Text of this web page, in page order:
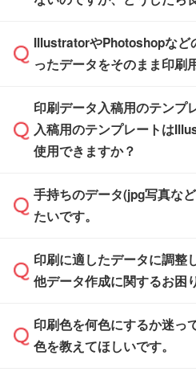
品が決まりましたらお早
たします。
※土日祝日を除く営業日換
※沖縄・離島は追加日数が
※化粧箱から白箱への入れ
箱の作成は原則承っており
無料の「デザインシミュ
PCやスマホから簡単にデ
ザインソフトがなくても
また、「データ作成サービ
せいただければ、弊社に
タを1点作成いたします。
IllustratorやPhotoshopなど
ったデータをそのまま印刷
IllustratorやPhotoshop、
ザインソフトでこだわり
い方は、完全データ入稿
積・ご注文フォームにア
ください。
ご入稿後は経験豊富なス
がないかチェックし、お客
刷に進みますので、ご安心
印刷データ入稿用のテンプ
入稿用のテンプレートは
使用できますか？
一部商品は入稿用テンプ
ます。各商品ページの『印
入稿用のテンプレートは
IllustratorやPhotoshopで開
方」をご確認ください。
手持ちのデータ(jpg写真な
たいです。
印刷に適したデータ・解
タッフが事前に確認いたし
ムへ添付いただくか、担
でお送りください。
印刷に適したデータに調整
他データ作成に関するお困
データ作成でお困りの際
サポートいたしますのでお
印刷色を何色にするか迷っ
色を教えてほしいです。